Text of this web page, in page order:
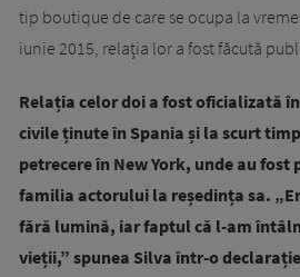
tip boutique de care se ocupa la
iunie 2015, relația lor a fost făcută
Relația celor doi a fost oficializată
civile ținute în Spania și la scurt
petrecere în New York, unde au fost
familia actorului la reședința sa.
fără lumină, iar faptul că l-am
vieții,” spunea Silva într-o